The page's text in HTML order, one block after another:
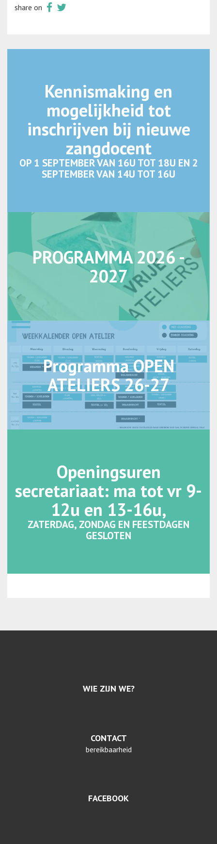
share on
Kennismaking en
mogelijkheid tot
inschrijven bij nieuwe
zangdocent
OP 1 SEPTEMBER VAN 16U TOT 18U EN 2
SEPTEMBER VAN 14U TOT 16U
PROGRAMMA 2026 -
2027
Programma OPEN
ATELIERS 26-27
Openingsuren
secretariaat: ma tot vr 9-
12u en 13-16u,
ZATERDAG, ZONDAG EN FEESTDAGEN
GESLOTEN
WIE ZIJN WE?
CONTACT
bereikbaarheid
FACEBOOK